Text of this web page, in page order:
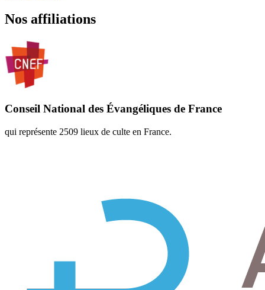
Nos affiliations
Conseil National des Évangéliques de France
qui représente 2509 lieux de culte en France.